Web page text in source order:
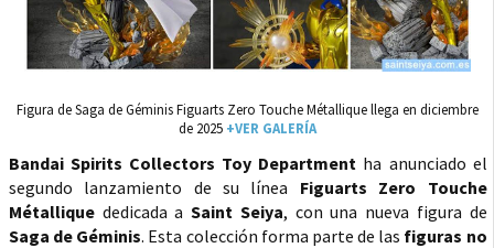
Figura de Saga de Géminis Figuarts Zero Touche Métallique llega en diciembre
de 2025 +VER GALERÍA
Bandai Spirits Collectors Toy Department ha anunciado el
segundo lanzamiento de su línea Figuarts Zero Touche
Métallique dedicada aSaint Seiya, con una nueva figura de
Saga de Géminis. Esta colección forma parte de las figuras no